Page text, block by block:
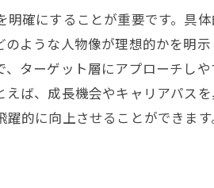
企業文化と価値観の紹介
成功事例や社員の声の活用
ビデオ広告の効果的な活用
ソーシャルメディアでの拡散
モバイル最適化の重要性
確にすることが重要です。具
ような人物像が理想的かを明
ターゲット層にアプローチし
ば、成長機会やキャリアパス
的に向上させることができます